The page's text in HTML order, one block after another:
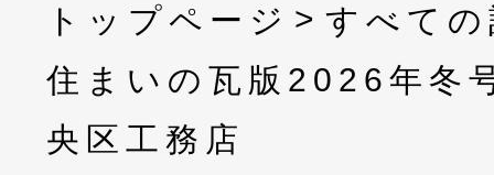
トップページ
すべて
住まいの瓦版2026年冬
央区工務店